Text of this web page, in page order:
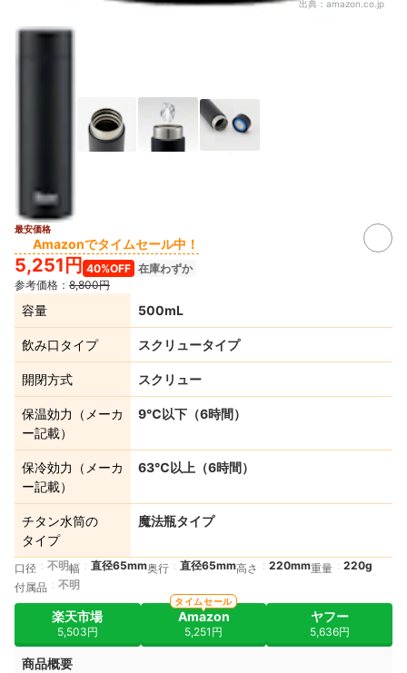
出典： amazon.co.jp
最安価格
Amazonでタイムセール中！
5,251円 40%OFF 在庫わずか
参考価格： 8,800円
容量 500mL
飲み口タイプ スクリュータイプ
開閉方式 スクリュー
保温効力（メーカ
ー記載）
9℃以下（6時間）
保冷効力（メーカ
ー記載）
63℃以上（6時間）
チタン水筒の
タイプ
魔法瓶タイプ
口径 不明幅 直径65mm奥行 直径65mm高さ 220mm重量
220g
付属品
不明
楽天市場
5,503円
Amazon
5,251円
タイムセール
ヤフー
5,636円
商品概要